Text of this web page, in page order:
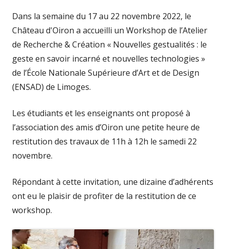
Dans la semaine du 17 au 22 novembre 2022, le
Château d'Oiron a accueilli un Workshop de l’Atelier
de Recherche & Création « Nouvelles gestualités : le
geste en savoir incarné et nouvelles technologies »
de l’École Nationale Supérieure d’Art et de Design
(ENSAD) de Limoges.
Les étudiants et les enseignants ont proposé à
l’association des amis d’Oiron une petite heure de
restitution des travaux de 11h à 12h le samedi 22
novembre.
Répondant à cette invitation, une dizaine d’adhérents
ont eu le plaisir de profiter de la restitution de ce
workshop.